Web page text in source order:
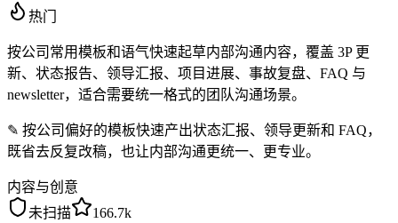
热门
按公司常用模板和语气快速起草内部沟通内容，覆盖 3P 更
新、状态报告、领导汇报、项目进展、事故复盘、FAQ 与
newsletter，适合需要统一格式的团队沟通场景。
✎ 按公司偏好的模板快速产出状态汇报、领导更新和 FAQ，
既省去反复改稿，也让内部沟通更统一、更专业。
内容与创意
未扫描
166.7k